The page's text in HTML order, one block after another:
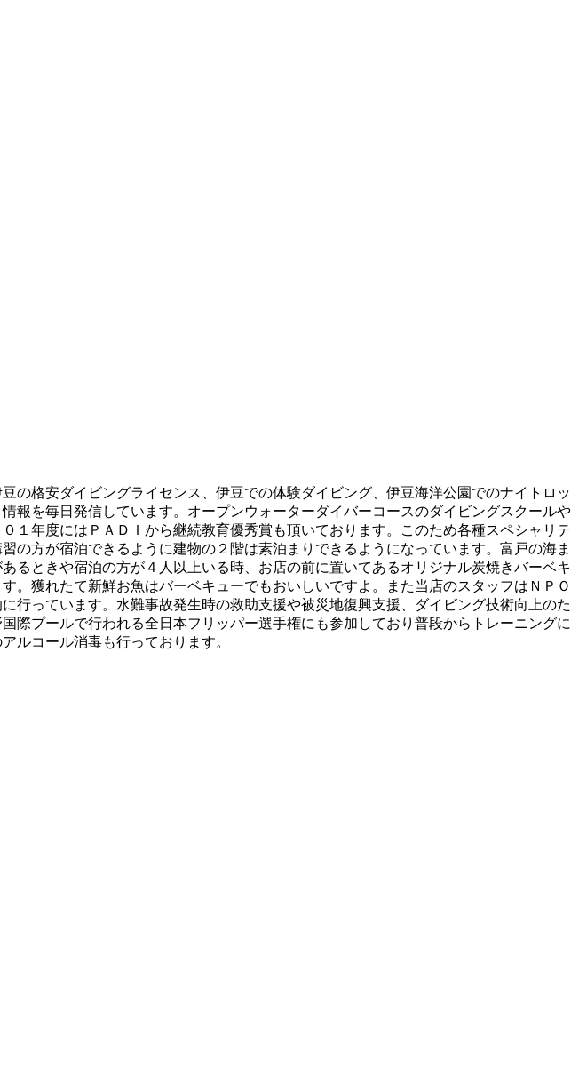
格安ダイビングライセンス、伊豆での体験ダイビング、伊豆海洋公園でのナイトロッ
報を毎日発信しています。オープンウォーターダイバーコースのダイビングスクールや
１年度にはＰＡＤＩから継続教育優秀賞も頂いております。このため各種スペシャリテ
の方が宿泊できるように建物の２階は素泊まりできるようになっています。富戸の海ま
るときや宿泊の方が４人以上いる時、お店の前に置いてあるオリジナル炭焼きバーベキ
。獲れたて新鮮お魚はバーベキューでもおいしいですよ。また当店のスタッフはＮＰＯ
っています。水難事故発生時の救助支援や被災地復興支援、ダイビング技術向上のた
プールで行われる全日本フリッパー選手権にも参加しており普段からトレーニングに
ルコール消毒も行っております。